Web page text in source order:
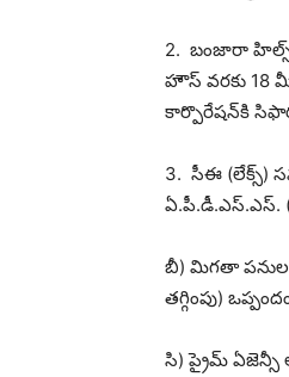
2. బంజారా హిల్స్‌
హౌస్‌ వరకు 18
కార్పొరేషన్‌కి
3. సీఈ (లేక్స్)
ఏ.పీ.డీ.ఎస్.ఎస్.
బీ) మిగతా పనుల
తగ్గింపు)
సి) ప్రైమ్ ఏజెన్సీ